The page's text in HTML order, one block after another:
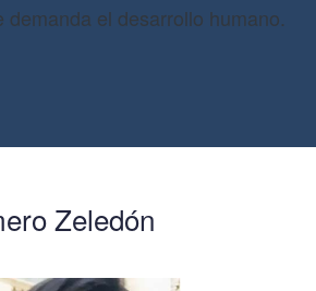
demanda el desarrollo humano.
Zeledón